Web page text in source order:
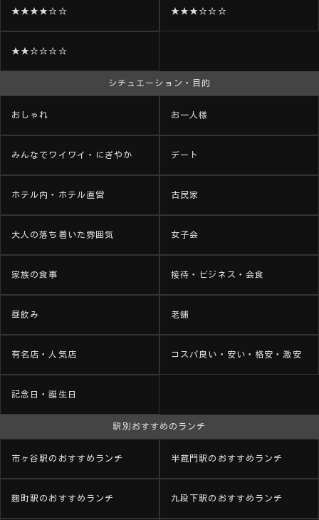
★★★★☆☆ ★★★☆☆☆
★★☆☆☆☆
シチュエーション・目的
おしゃれ お一人様
みんなでワイワイ・にぎやか デート
ホテル内・ホテル直営 古民家
大人の落ち着いた雰囲気 女子会
家族の食事 接待・ビジネス・会食
昼飲み 老舗
有名店・人気店 コスパ良い・安い・格安・激安
記念日・誕生日
駅別おすすめのランチ
市ヶ谷駅のおすすめランチ 半蔵門駅のおすすめランチ
麹町駅のおすすめランチ 九段下駅のおすすめランチ